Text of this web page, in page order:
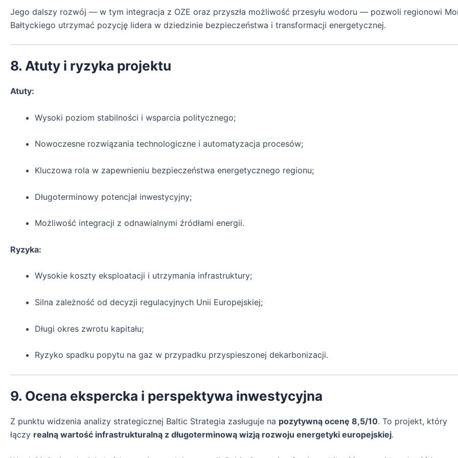
Jego dalszy rozwój — w tym integracja z OZE oraz przyszła możliwość przesyłu wodoru — pozwoli regionowi
Bałtyckiego utrzymać pozycję lidera w dziedzinie bezpieczeństwa i transformacji energetycznej.
8. Atuty i ryzyka projektu
Atuty:
Wysoki poziom stabilności i wsparcia politycznego;
Nowoczesne rozwiązania technologiczne i automatyzacja procesów;
Kluczowa rola w zapewnieniu bezpieczeństwa energetycznego regionu;
Długoterminowy potencjał inwestycyjny;
Możliwość integracji z odnawialnymi źródłami energii.
Ryzyka:
Wysokie koszty eksploatacji i utrzymania infrastruktury;
Silna zależność od decyzji regulacyjnych Unii Europejskiej;
Długi okres zwrotu kapitału;
Ryzyko spadku popytu na gaz w przypadku przyspieszonej dekarbonizacji.
9. Ocena ekspercka i perspektywa inwestycyjna
Z punktu widzenia analizy strategicznej Baltic Strategia zasługuje na pozytywną ocenę 8,5/10. To projekt, który
łączy realną wartość infrastrukturalną z długoterminową wizją rozwoju energetyki europejskiej.